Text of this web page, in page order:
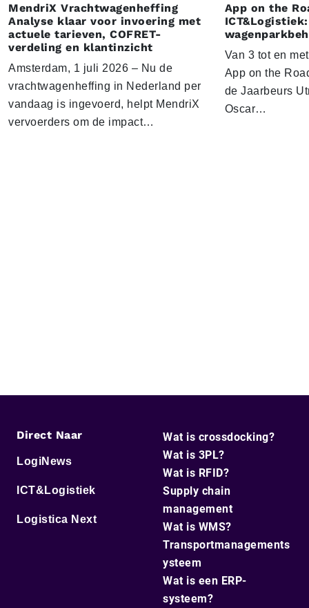
MendriX Vrachtwagenheffing
Analyse klaar voor invoering met
actuele tarieven, COFRET-
verdeling en klantinzicht
Amsterdam, 1 juli 2026 – Nu de
vrachtwagenheffing in Nederland per
vandaag is ingevoerd, helpt MendriX
vervoerders om de impact…
App on the
Van 3 tot en
App on the
de Jaarbeurs
Oscar…
Direct Naar
LogiNews
ICT&Logistiek
Logistica Next
Wat is crossdocking?
Wat is 3PL?
Wat is RFID?
Supply chain
management
Wat is WMS?
Transportmanagements
ysteem
Wat is een ERP-
systeem?